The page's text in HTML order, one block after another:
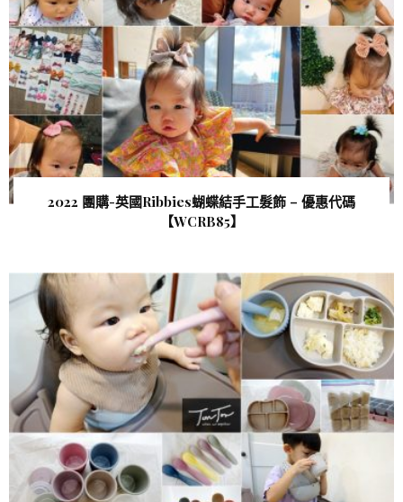
2022 團購-英國Ribbies蝴蝶結手工髮飾 – 優惠代碼
【WCRB85 】